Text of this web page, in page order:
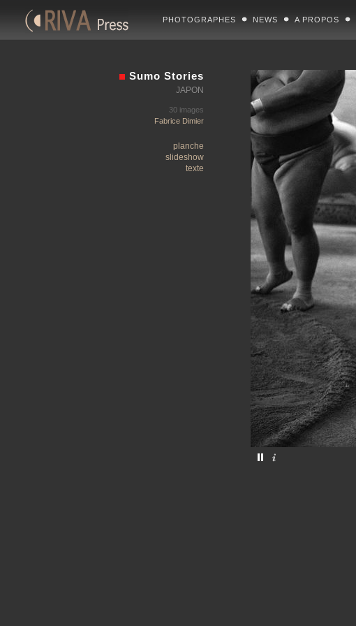
PHOTOGRAPHES NEWS A PROPOS
Sumo Stories
JAPON
30 images
Fabrice Dimier
planche
slideshow
texte